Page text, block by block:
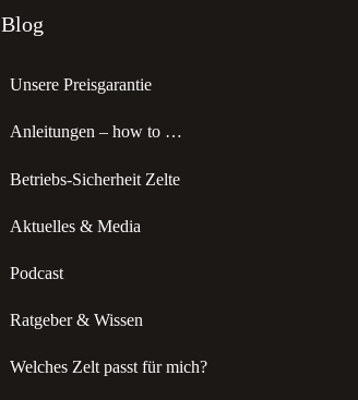
Blog
Unsere Preisgarantie
Anleitungen – how to …
Betriebs-Sicherheit Zelte
Aktuelles & Media
Podcast
Ratgeber & Wissen
Welches Zelt passt für mich?